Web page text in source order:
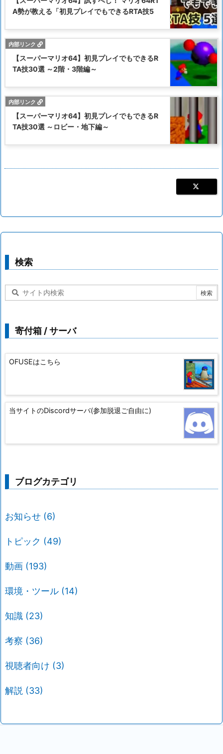
A勢が教える「初見プレイでもできるRTA技5
【スーパーマリオ64】初見プレイでもできるR
TA技30選 ～2階・3階編～
【スーパーマリオ64】初見プレイでもできるR
TA技30選 ～ロビー・地下編～
検索
寄付箱 / サーバ
OFUSEはこちら
当サイトのDiscordサーバ(参加脱退ご自由に)
ブログカテゴリ
お知らせ (6)
トピック (49)
動画 (193)
環境・ツール (14)
知識 (23)
考察 (36)
視聴者向け (3)
解説 (33)